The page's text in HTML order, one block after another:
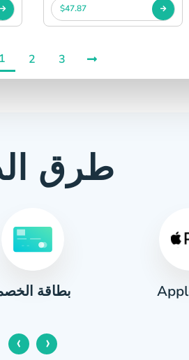
$47.87
1 2 3
طرق
بطاقة
‹ ›